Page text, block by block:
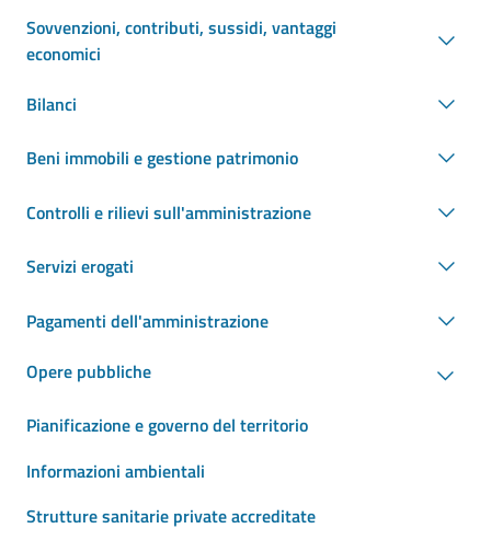
Sovvenzioni, contributi, sussidi, vantaggi
economici
Bilanci
Beni immobili e gestione patrimonio
Controlli e rilievi sull'amministrazione
Servizi erogati
Pagamenti dell'amministrazione
Opere pubbliche
Pianificazione e governo del territorio
Informazioni ambientali
Strutture sanitarie private accreditate